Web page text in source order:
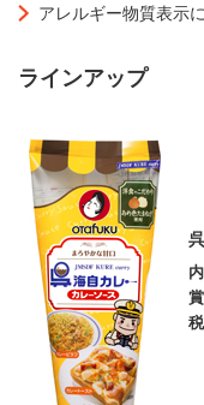
アレルギー物質表示
ラインアップ